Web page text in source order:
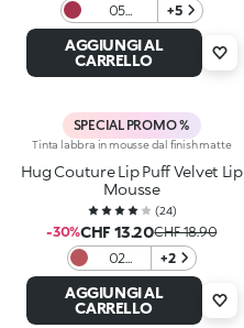
05
Uptown
Burgundy
+5
AGGIUNGI AL
CARRELLO
SPECIAL PROMO %
Tinta labbra in mousse dal finish matte
Hug Couture Lip Puff Velvet Lip
Mousse
(24)
-30%CHF 13.20CHF 18.90
02
Moussy
Jam
+2
AGGIUNGI AL
CARRELLO